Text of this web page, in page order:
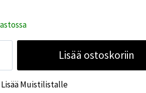
Lisää ostoskoriin
Lisää Muistilistalle